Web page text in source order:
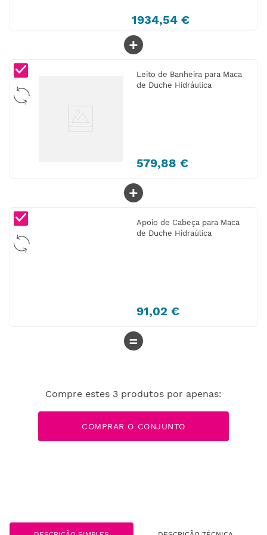
1934,54 €
+
Leito de Banheira para Maca
de Duche Hidráulica
579,88 €
+
Apoio de Cabeça para Maca
de Duche Hidraúlica
91,02 €
=
Compre estes 3 produtos por apenas:
COMPRAR O CONJUNTO